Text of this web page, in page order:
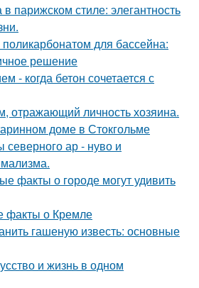
парижском стиле: элегантность
для бассейна:
решение
- когда бетон сочетается с
отражающий личность хозяина.
доме в Стокгольме
северного ар - нуво и
факты о городе могут удивить
факты о Кремле
гашеную известь: основные
и жизнь в одном